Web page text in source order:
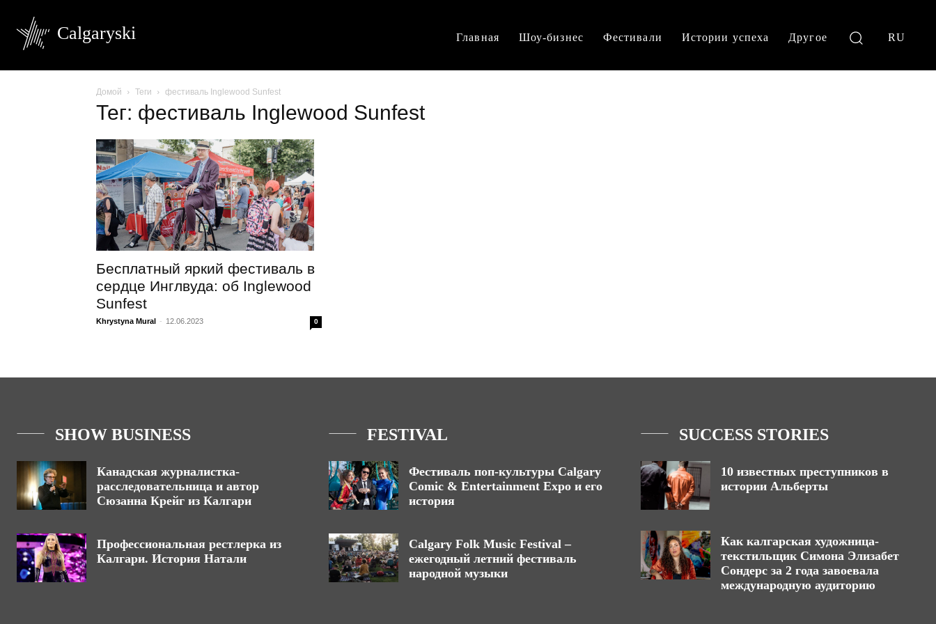
Calgaryski Главная Шоу-бизнес Фестивали Истории успеха Другое RU
Домой Теги фестиваль Inglewood Sunfest
Тег: фестиваль Inglewood Sunfest
Бесплатный яркий фестиваль в
сердце Инглвуда: об Inglewood
Sunfest
Khrystyna Mural - 12.06.2023 0
SHOW BUSINESS
Канадская журналистка-
расследовательница и автор
Сюзанна Крейг из Калгари
Профессиональная рестлерка из
Калгари. История Натали
FESTIVAL
Фестиваль поп-культуры Calgary
Comic & Entertainment Expo и его
история
Calgary Folk Music Festival –
ежегодный летний фестиваль
народной музыки
SUCCESS STORIES
10 известных преступников в
истории Альберты
Как калгарская художница-
текстильщик Симона Элизабет
Сондерс за 2 года завоевала
международную аудиторию